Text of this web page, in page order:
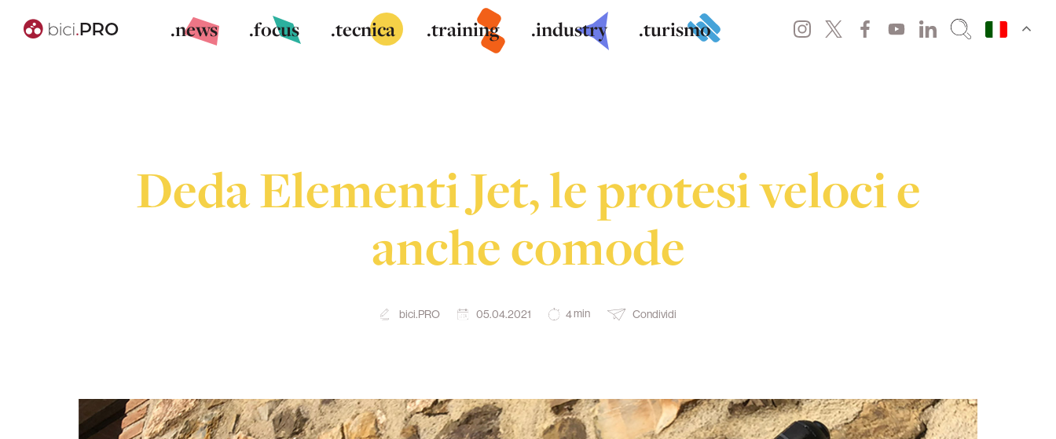
.news .focus .tecnica .training .industry .turismo
Deda Elementi Jet, le protesi veloci e
anche comode
bici.PRO 05.04.2021 4min Condividi